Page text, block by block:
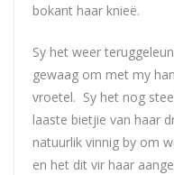
bokant haar knieë.
Sy het weer
gewaag om met my
vroetel. Sy het nog
laaste bietjie van haar
natuurlik vinnig by om
en het dit vir haar